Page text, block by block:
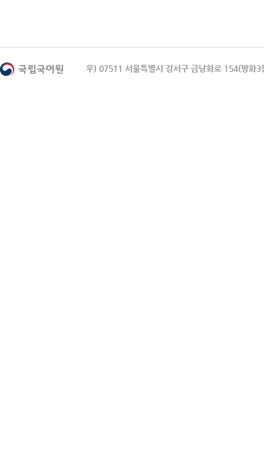
우) 07511 서울특별시 강서구 금낭화로 154(방화3